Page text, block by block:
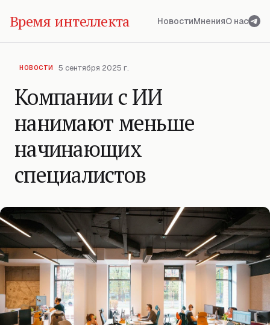
Время интеллекта НовостиМненияО нас
НОВОСТИ 5 сентября 2025 г.
Компании с ИИ
нанимают меньше
начинающих
специалистов